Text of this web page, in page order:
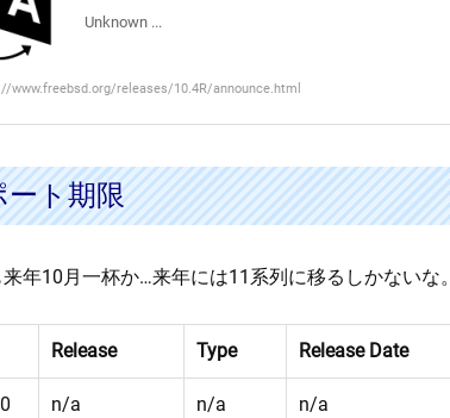
Unknown ...
www.freebsd.org/releases/10.4R/announce.html
ート期限
年10月一杯か…来年には11系列に移るしかないな。
Release Type Release Date
n/a n/a n/a